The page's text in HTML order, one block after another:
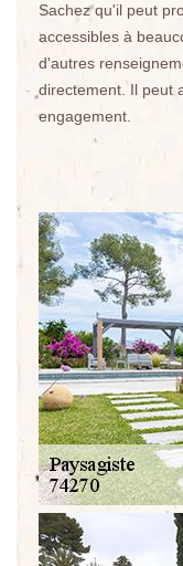
Sachez qu'il peut
accessibles à
d'autres
directement. Il peut
engagement.